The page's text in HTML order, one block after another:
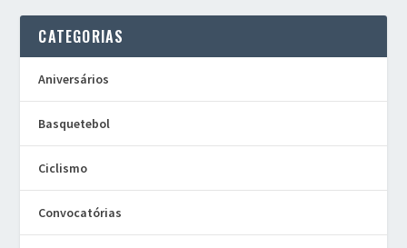
CATEGORIAS
Aniversários
Basquetebol
Ciclismo
Convocatórias